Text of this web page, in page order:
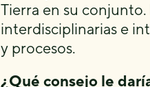
Tierra en su
interdisciplinarias e
y procesos.
¿Qué consejo le